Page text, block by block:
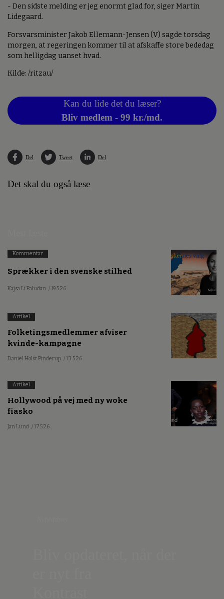
- Den sidste melding er jeg enormt glad for, siger Martin
Lidegaard.
Forsvarsminister Jakob Ellemann-Jensen (V) sagde torsdag
morgen, at regeringen kommer til at afskaffe store bededag
som helligdag uanset hvad.
Kilde: /ritzau/
Kan du lide det du læser?
Bliv medlem - 99 kr./md.
Del Tweet Del
Det skal du også læse
Kommentar
Sprækker i den svenske stilhed
Kajsa Li Paludan / 19.5.26
Artikel
Folketingsmedlemmer afviser
kvinde-kampagne
Daniel Holst Pinderup / 13.5.26
Artikel
Hollywood på vej med ny woke
fiasko
Jan Lund / 17.5.26